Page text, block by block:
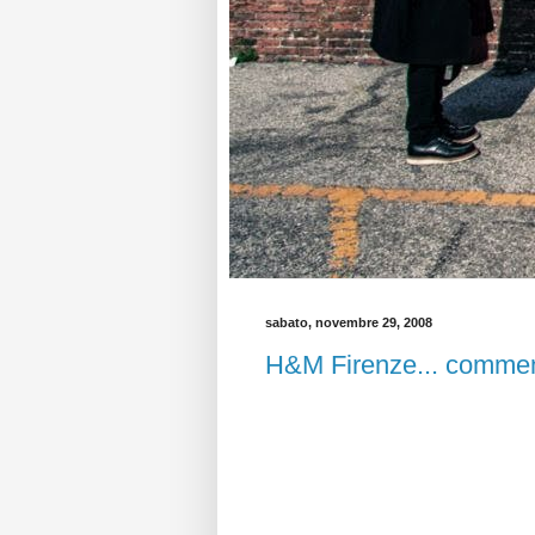
sabato, novembre 29, 2008
H&M Firenze...